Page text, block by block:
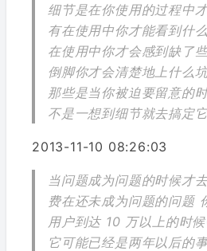
细节是在你使用的过程中
有在使用中你才能看到什
在使用中你才会感到缺了
倒脚你才会清楚地上什么
那些是当你被迫要留意的
不是一想到细节就去搞定它
2013-11-10 08:26:03
当问题成为问题的时候才
费在还未成为问题的问题
用户到达 10 万以上的时
它可能已经是两年以后的事